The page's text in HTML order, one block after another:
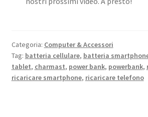
Categoria: Computer & Accessori
Tag: batteria cellulare, batteria
tablet, charmast, power bank, powerbank,
ricaricare smartphone, ricaricare telefono